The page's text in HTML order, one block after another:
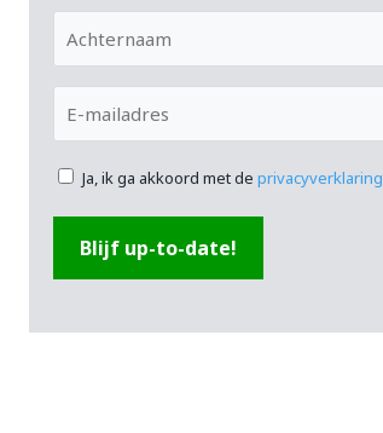
Achternaam
E-
mailadres
Ja, ik ga akkoord met de privacyverklaring